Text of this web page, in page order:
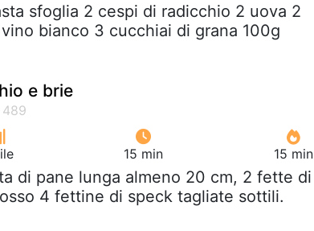
sfoglia 2 cespi di radicchio 2 uova 2
bianco 3 cucchiai di grana 100g
e brie
15 min 15 min
di pane lunga almeno 20 cm, 2 fette di
4 fettine di speck tagliate sottili.